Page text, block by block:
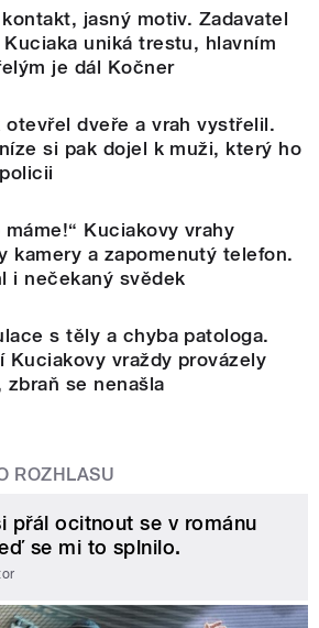
jasný motiv. Zadavatel
Kuciaka uniká trestu, hlavním
je dál Kočner
otevřel dveře a vrah vystřelil.
si pak dojel k muži, který ho
máme!“ Kuciakovy vrahy
kamery a zapomenutý telefon.
i nečekaný svědek
s těly a chyba patologa.
Kuciakovy vraždy provázely
zbraň se nenašla
ROZHLASU
přál ocitnout se v románu
se mi to splnilo.